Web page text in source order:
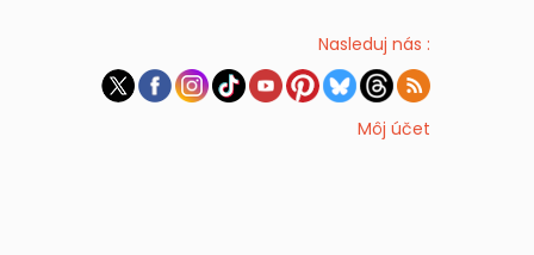
Nasleduj nás :
Môj účet